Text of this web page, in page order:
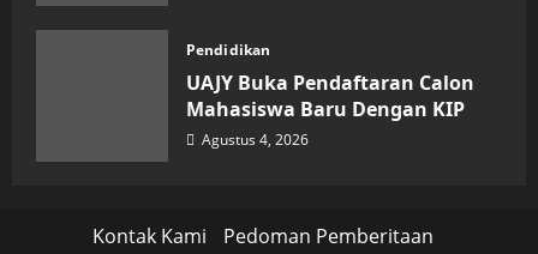
Pendidikan
UAJY Buka Pendaftaran Calon
Mahasiswa Baru Dengan KIP
Agustus 4, 2026
Kontak Kami Pedoman Pemberitaan